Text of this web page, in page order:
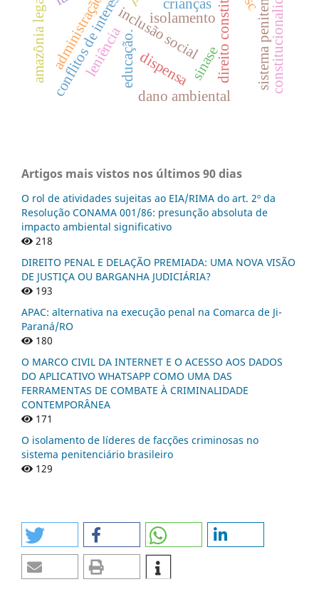
isolamento
inclusão social
educação.
conflitos de interesses sistema penitenciário
crianças
sinase
amazônia legal
dano ambiental
constitucionalidade.
administração dispensa
leniência
Artigos mais vistos nos últimos 90 dias
O rol de atividades sujeitas ao EIA/RIMA do art. 2º da
Resolução CONAMA 001/86: presunção absoluta de
impacto ambiental significativo
218
DIREITO PENAL E DELAÇÃO PREMIADA: UMA NOVA VISÃO
DE JUSTIÇA OU BARGANHA JUDICIÁRIA?
193
APAC: alternativa na execução penal na Comarca de Ji-
Paraná/RO
180
O MARCO CIVIL DA INTERNET E O ACESSO AOS DADOS
DO APLICATIVO WHATSAPP COMO UMA DAS
FERRAMENTAS DE COMBATE À CRIMINALIDADE
CONTEMPORÂNEA
171
O isolamento de líderes de facções criminosas no
sistema penitenciário brasileiro
129